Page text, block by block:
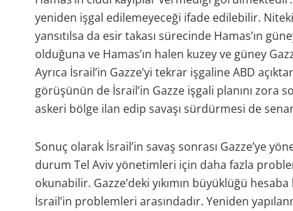
yeniden işgal edilemeyeceği ifade edilebilir.
yansıtılsa da esir takası sürecinde Hamas’ın
olduğuna ve Hamas’ın halen kuzey ve güney
Ayrıca İsrail’in Gazze’yi tekrar işgaline ABD
görüşünün de İsrail’in Gazze işgali planını zora
askeri bölge ilan edip savaşı sürdürmesi de
Sonuç olarak İsrail’in savaş sonrası Gazze’ye
durum Tel Aviv yönetimleri için daha fazla
okunabilir. Gazze’deki yıkımın büyüklüğü
İsrail’in problemleri arasındadır. Yeniden